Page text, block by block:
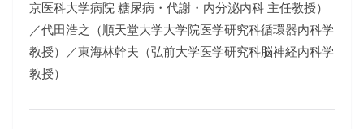
京医科大学病院 糖尿病・代謝・内分泌内科 主任教授）
／代田浩之（順天堂大学大学院医学研究科循環器内科学
教授）／東海林幹夫（弘前大学医学研究科脳神経内科学
教授）